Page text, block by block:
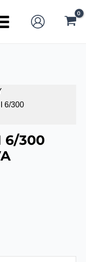
6/300
6/300